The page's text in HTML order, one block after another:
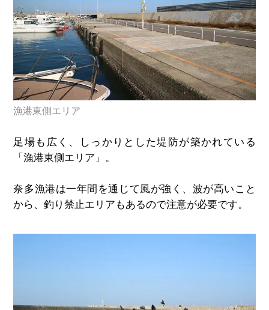
漁港東側エリア
足場も広く、しっかりとした堤防が築かれている
「漁港東側エリア」。
奈多漁港は一年間を通じて風が強く、波が高いこと
から、釣り禁止エリアもあるので注意が必要です。